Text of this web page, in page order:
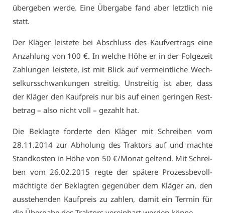
über­ge­ben wer­de. Ei­ne Über­ga­be fand aber letzt­lich nie
statt.
Der Klä­ger leis­te­te bei Ab­schluss des Kauf­ver­trags ei­ne
An­zah­lung von 100 €. In wel­che Hö­he er in der Fol­ge­zeit
Zah­lun­gen leis­te­te, ist mit Blick auf ver­meint­li­che Wech­
sel­kurs­schwan­kun­gen strei­tig. Un­strei­tig ist aber, dass
der Klä­ger den Kauf­preis nur bis auf ei­nen ge­rin­gen Rest­
be­trag – al­so nicht voll – ge­zahlt hat.
Die Be­klag­te for­der­te den Klä­ger mit Schrei­ben vom
28.11.2014 zur Ab­ho­lung des Trak­tors auf und mach­te
Stand­kos­ten in Hö­he von 50 €/Mo­nat gel­tend. Mit Schrei­
ben vom 26.02.2015 reg­te der spä­te­re Pro­zess­be­voll­
mäch­tig­te der Be­klag­ten ge­gen­über dem Klä­ger an, den
aus­ste­hen­den Kauf­preis zu zah­len, da­mit ein Ter­min für